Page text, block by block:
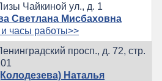
Чайкиной ул., д. 1
Светлана Мисбаховна
часы работы>>
просп., д. 72, стр.
Наталья